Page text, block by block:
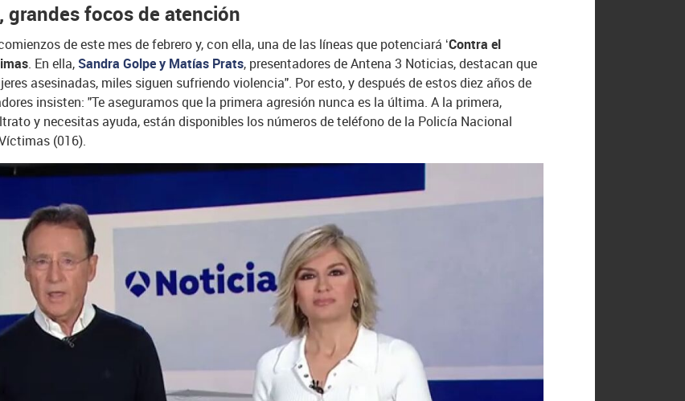
grandes focos de atención
de este mes de febrero y, con ella, una de las líneas que potenciará ‘Contra el
. En ella, Sandra Golpe y Matías Prats, presentadores de Antena 3 Noticias, destacan que
asesinadas, miles siguen sufriendo violencia". Por esto, y después de estos diez años de
insisten: "Te aseguramos que la primera agresión nunca es la última. A la primera,
y necesitas ayuda, están disponibles los números de teléfono de la Policía Nacional
(016).
centrará la iniciativa seránlos jóvenes, por tratarse de un grupo de especial riesgo sobre el
respeto para el futuro
y por tratarse de un colectivo especialmente vulnerable. En este
sociales, así como en sucreciente consumo de pornografíaa edades cada vez más
en generar un entorno familiar proactivo por parte de padres y madres para que vigilen
las redes sociales, volverá a difundir el ‘Macroestudio Violencia de Género Tolerancia Cero
anteriores ediciones y que el año pasado, entre otras conclusiones, desveló que más del
a internet y las redes de los menores; o queuno de cada tres jóvenes de entre 16 y 18
a la pareja sea violencia de género.
gran participación conseguida en sus dos ediciones anteriores, que alcanzó en cada una de
la iniciativa de
Antena 3 Noticias y Fundación Mutua Madrileña
volverá a realizar un